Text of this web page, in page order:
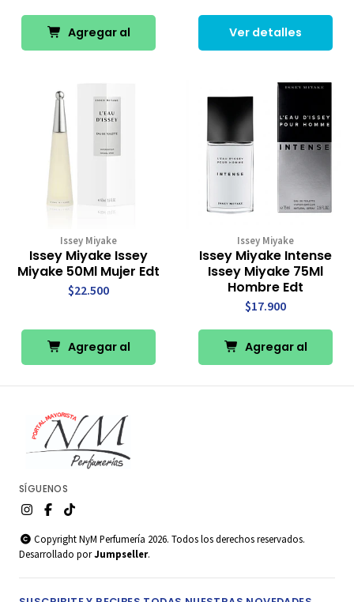
Agregar al Ver detalles
Issey Miyake
Issey Miyake Issey
Miyake 50Ml Mujer Edt
$22.500
Agregar al
Carro
Issey Miyake
Issey Miyake Intense
Issey Miyake 75Ml
Hombre Edt
$17.900
Agregar al
Carro
SÍGUENOS
Copyright NyM Perfumería 2026. Todos los derechos reservados.
Desarrollado porJumpseller.